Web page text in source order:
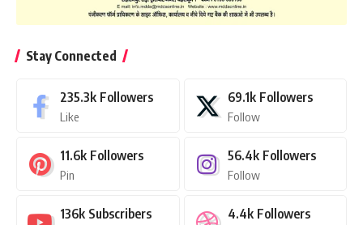
Stay Connected
235.3k Followers
Like
69.1k Followers
Follow
11.6k Followers
Pin
56.4k Followers
Follow
136k Subscribers 4.4k Followers